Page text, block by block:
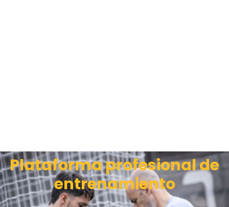
Plataforma profesional de
entrenamiento